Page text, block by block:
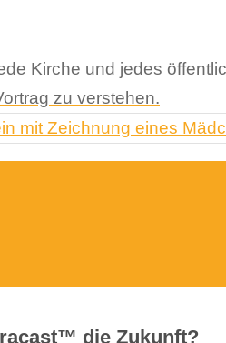
Kirche und jedes
zu verstehen.
die Zukunft?